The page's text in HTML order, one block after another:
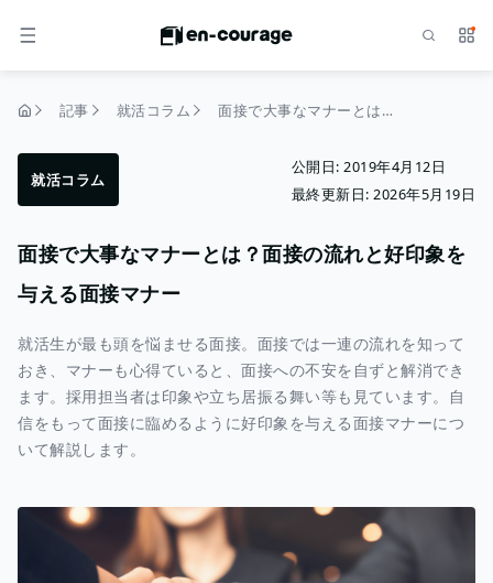
メニュー サ
記事 就活コラム 面接で大事なマナーとは？面接の流れと好印象を与える面接マナー
就活コラム
公開日: 2019年4月12日
最終更新日: 2026年5月19日
面接で大事なマナーとは？面接の流れと好印象を
与える面接マナー
就活生が最も頭を悩ませる面接。面接では一連の流れを知って
おき、マナーも心得ていると、面接への不安を自ずと解消でき
ます。採用担当者は印象や立ち居振る舞い等も見ています。自
信をもって面接に臨めるように好印象を与える面接マナーにつ
いて解説します。